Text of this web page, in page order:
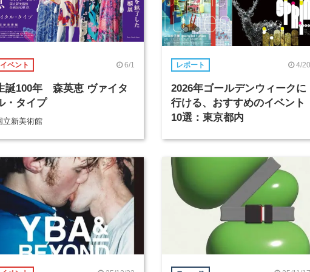
イベント 6/1
誕100年 森英恵 ヴァイタ
・タイプ
立新美術館
レポート 4/20
2026年ゴールデンウィークに
行ける、おすすめのイベント
10選：東京都内